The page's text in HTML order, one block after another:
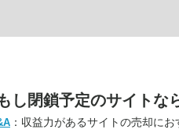
し閉鎖予定のサイトな
：収益力があるサイトの売却にお